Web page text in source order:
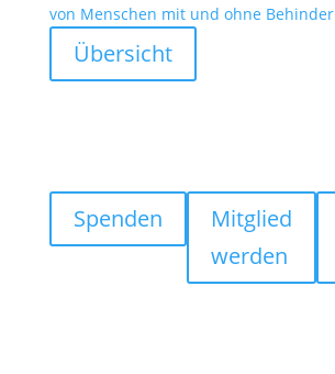
von Menschen mit und ohne
Übersicht
Spenden
Mitglied
werden